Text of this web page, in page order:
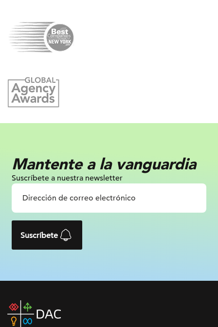
Mantente a la vanguardia
Suscríbete a nuestra newsletter
Suscríbete
DAC
home